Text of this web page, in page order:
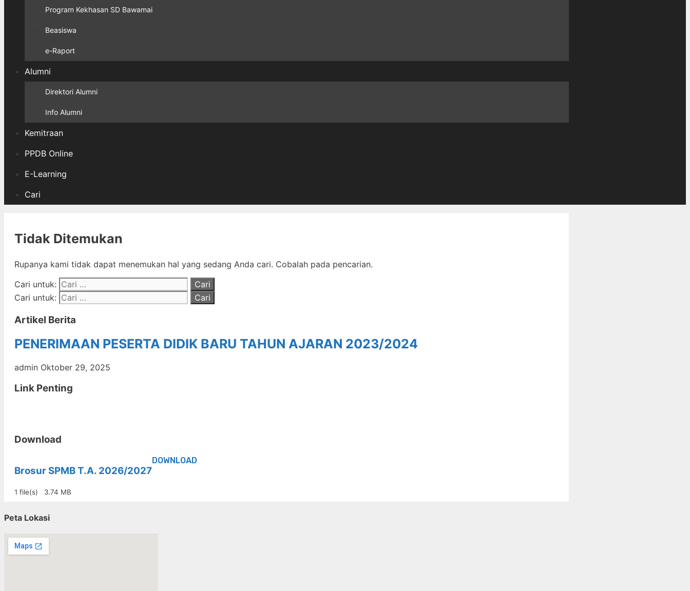
Program Kekhasan SD Bawamai
Beasiswa
e-Raport
Alumni
Direktori Alumni
Info Alumni
Kemitraan
PPDB Online
E-Learning
Cari
Tidak Ditemukan
Rupanya kami tidak dapat menemukan hal yang sedang Anda cari. Cobalah pada pencarian.
Cari untuk:
Cari untuk:
Artikel Berita
PENERIMAAN PESERTA DIDIK BARU TAHUN AJARAN 2023/2024
admin Oktober 29, 2025
Link Penting
Download
Brosur SPMB T.A. 2026/2027
1 file(s) 3.74 MB
DOWNLOAD
Peta Lokasi